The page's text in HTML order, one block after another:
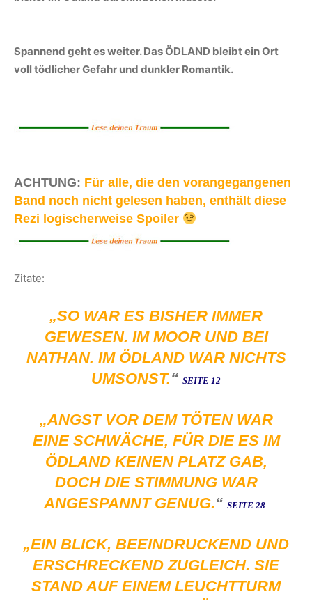
Spannend geht es weiter. Das ÖDLAND bleibt ein Ort
voll tödlicher Gefahr und dunkler Romantik.
ACHTUNG: Für alle, die den vorangegangenen
Band noch nicht gelesen haben, enthält diese
Rezi logischerweise Spoiler
Zitate:
„SO WAR ES BISHER IMMER
GEWESEN. IM MOOR UND BEI
NATHAN. IM ÖDLAND WAR NICHTS
UMSONST.“ SEITE 12
„ANGST VOR DEM TÖTEN WAR
EINE SCHWÄCHE, FÜR DIE ES IM
ÖDLAND KEINEN PLATZ GAB,
DOCH DIE STIMMUNG WAR
ANGESPANNT GENUG.“ SEITE 28
„EIN BLICK, BEEINDRUCKEND UND
ERSCHRECKEND ZUGLEICH. SIE
STAND AUF EINEM LEUCHTTURM